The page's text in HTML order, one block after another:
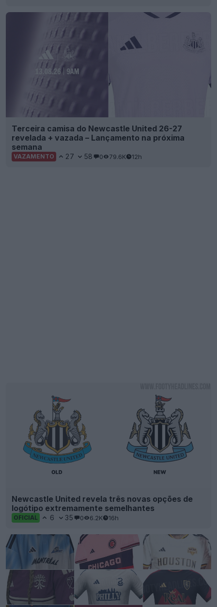
Terceira camisa do Newcastle United 26-27
revelada + vazada – Lançamento na próxima
semana
VAZAMENTO 27 58 0 79.6K 12h
Newcastle United revela três novas opções de
logótipo extremamente semelhantes
OFICIAL 6 35 0 6.2K 16h